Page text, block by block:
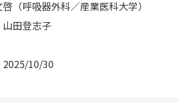
（呼吸器外科／産業医科大学）
田登志子
10/30